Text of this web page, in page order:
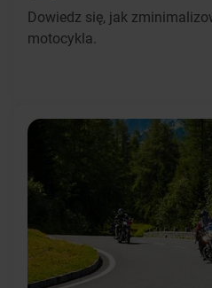
Dowiedz się, jak
motocykla.